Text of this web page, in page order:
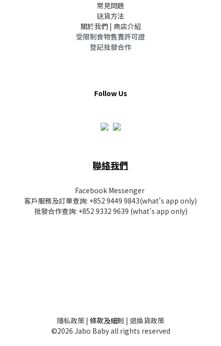
常見問題
送貨方法
關於我們 | 商店介紹
受限制食物售賣許可證
登記批發合作
Follow Us
聯絡我們
Facebook Messenger
客戶服務及訂單查詢: +852 9449 9843(what's app only)
批發合作查詢: +852 9332 9639 (what's app only)
隱私政策 | 條款及細則 | 退換貨政策
©2026 Jabo Baby all rights reserved